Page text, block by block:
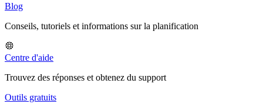
Blog
Conseils, tutoriels et informations sur la planification
Centre d'aide
Trouvez des réponses et obtenez du support
Outils gratuits